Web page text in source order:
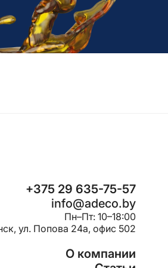
+375 29 635-75-57
info@adeco.by
Пн–Пт: 10–18:00
ул. Попова 24a, офис 502
О компании